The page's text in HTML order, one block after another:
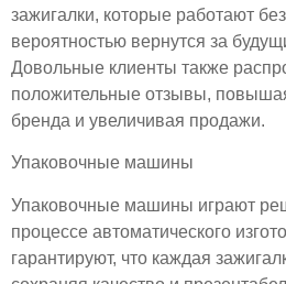
зажигалки, которые работают
вероятностью вернутся за
Довольные клиенты также
положительные отзывы,
бренда и увеличивая продажи.
Упаковочные машины
Упаковочные машины играют
процессе автоматического
гарантируют, что каждая